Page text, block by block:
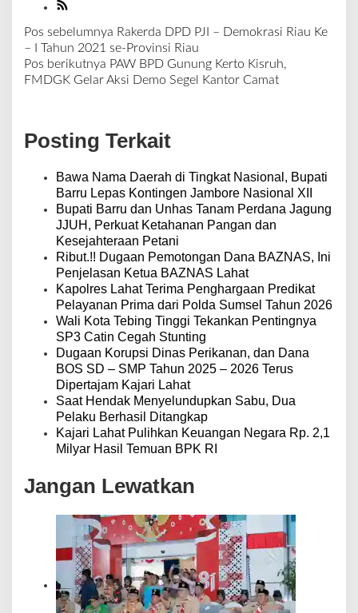
N
a
v
a
s
Pos sebelumnya Rakerda DPD PJI – Demokrasi Riau Ke
– I Tahun 2021 se-Provinsi Riau
Pos berikutnya PAW BPD Gunung Kerto Kisruh,
FMDGK Gelar Aksi Demo Segel Kantor Camat
Posting Terkait
Bawa Nama Daerah di Tingkat Nasional, Bupati
Barru Lepas Kontingen Jambore Nasional XII
Bupati Barru dan Unhas Tanam Perdana Jagung
JJUH, Perkuat Ketahanan Pangan dan
Kesejahteraan Petani
Ribut.!! Dugaan Pemotongan Dana BAZNAS, Ini
Penjelasan Ketua BAZNAS Lahat
Kapolres Lahat Terima Penghargaan Predikat
Pelayanan Prima dari Polda Sumsel Tahun 2026
Wali Kota Tebing Tinggi Tekankan Pentingnya
SP3 Catin Cegah Stunting
Dugaan Korupsi Dinas Perikanan, dan Dana
BOS SD – SMP Tahun 2025 – 2026 Terus
Dipertajam Kajari Lahat
Saat Hendak Menyelundupkan Sabu, Dua
Pelaku Berhasil Ditangkap
Kajari Lahat Pulihkan Keuangan Negara Rp. 2,1
Milyar Hasil Temuan BPK RI
Jangan Lewatkan